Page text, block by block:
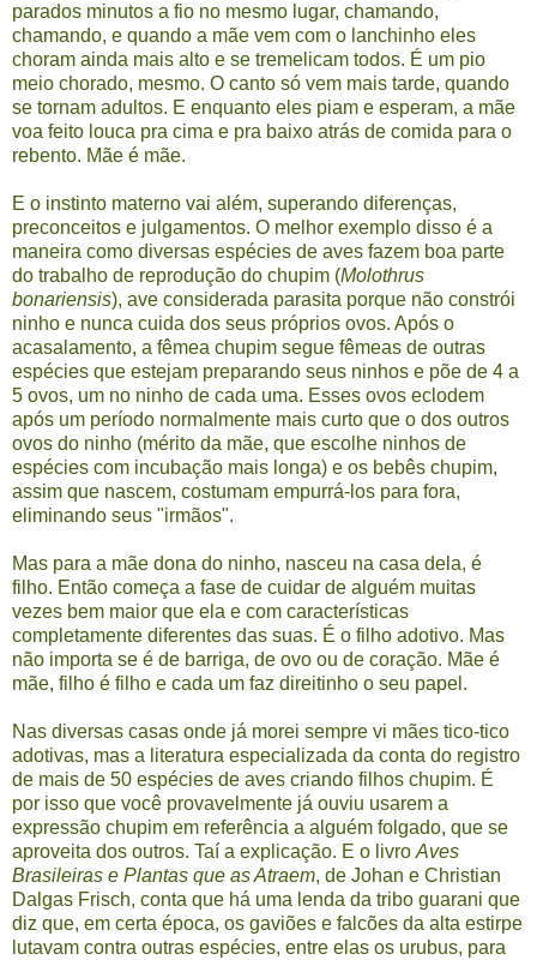
parados minutos a fio no mesmo lugar, chamando,
chamando, e quando a mãe vem com o lanchinho eles
choram ainda mais alto e se tremelicam todos. É um pio
meio chorado, mesmo. O canto só vem mais tarde, quando
se tornam adultos. E enquanto eles piam e esperam, a mãe
voa feito louca pra cima e pra baixo atrás de comida para o
rebento. Mãe é mãe.
E o instinto materno vai além, superando diferenças,
preconceitos e julgamentos. O melhor exemplo disso é a
maneira como diversas espécies de aves fazem boa parte
do trabalho de reprodução do chupim (Molothrus
bonariensis), ave considerada parasita porque não constrói
ninho e nunca cuida dos seus próprios ovos. Após o
acasalamento, a fêmea chupim segue fêmeas de outras
espécies que estejam preparando seus ninhos e põe de 4 a
5 ovos, um no ninho de cada uma. Esses ovos eclodem
após um período normalmente mais curto que o dos outros
ovos do ninho (mérito da mãe, que escolhe ninhos de
espécies com incubação mais longa) e os bebês chupim,
assim que nascem, costumam empurrá-los para fora,
eliminando seus "irmãos".
Mas para a mãe dona do ninho, nasceu na casa dela, é
filho. Então começa a fase de cuidar de alguém muitas
vezes bem maior que ela e com características
completamente diferentes das suas. É o filho adotivo. Mas
não importa se é de barriga, de ovo ou de coração. Mãe é
mãe, filho é filho e cada um faz direitinho o seu papel.
Nas diversas casas onde já morei sempre vi mães tico-tico
adotivas, mas a literatura especializada da conta do registro
de mais de 50 espécies de aves criando filhos chupim. É
por isso que você provavelmente já ouviu usarem a
expressão chupim em referência a alguém folgado, que se
aproveita dos outros. Taí a explicação. E o livro Aves
Brasileiras e Plantas que as Atraem, de Johan e Christian
Dalgas Frisch, conta que há uma lenda da tribo guarani que
diz que, em certa época, os gaviões e falcões da alta estirpe
lutavam contra outras espécies, entre elas os urubus, para